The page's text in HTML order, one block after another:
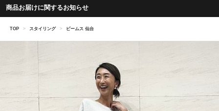
商品お届けに関するお知らせ
TOP > スタイリング > ビームス 仙台